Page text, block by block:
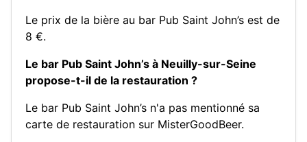
Le prix de la bière au bar Pub Saint John’s est de
8 €.
Le bar Pub Saint John’s à Neuilly-sur-Seine
propose-t-il de la restauration ?
Le bar Pub Saint John’s n'a pas mentionné sa
carte de restauration sur MisterGoodBeer.